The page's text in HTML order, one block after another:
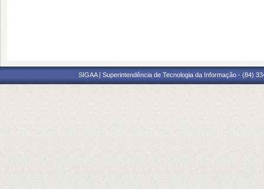
SIGAA | Superintendência de Tecnologia da Informação - (84)